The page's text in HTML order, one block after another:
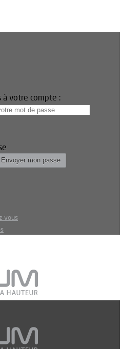
à votre compte :
vous